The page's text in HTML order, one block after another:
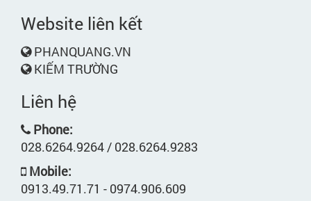
Website liên kết
PHANQUANG.VN
KIẾM TRƯỜNG
Liên hệ
Phone:
028.6264.9264 / 028.6264.9283
Mobile:
0913.49.71.71 - 0974.906.609